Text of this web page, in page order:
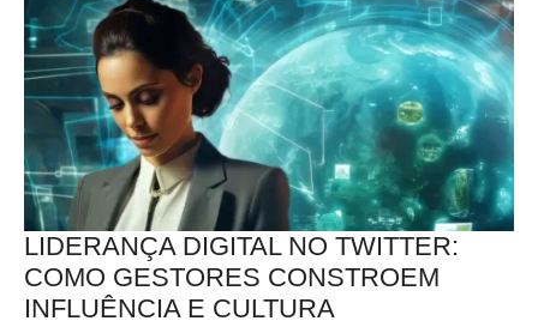
LIDERANÇA DIGITAL NO TWITTER:
COMO GESTORES CONSTROEM
INFLUÊNCIA E CULTURA